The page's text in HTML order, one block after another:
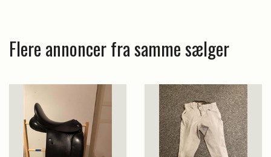
Flere annoncer fra samme sælger